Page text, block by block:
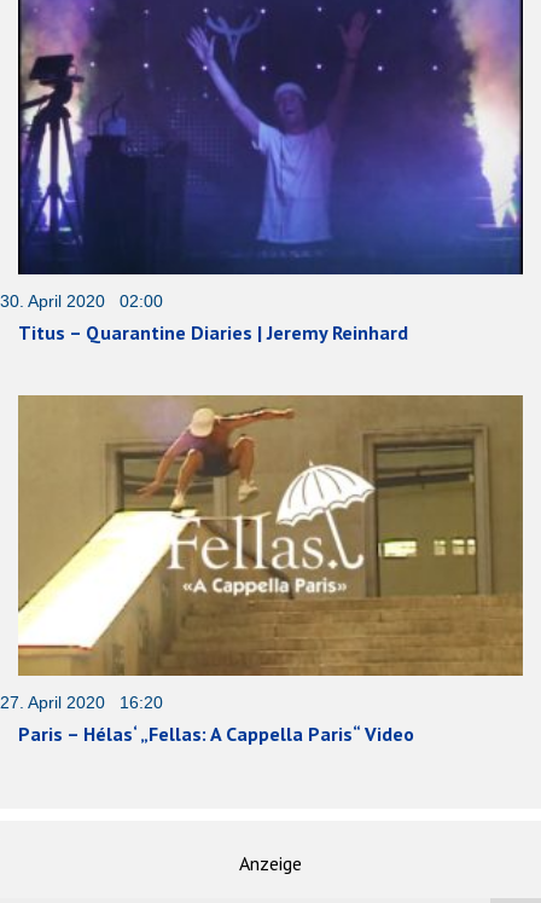
30. April 2020 02:00
Titus – Quarantine Diaries | Jeremy Reinhard
27. April 2020 16:20
Paris – Hélas‘ „Fellas: A Cappella Paris“ Video
Anzeige